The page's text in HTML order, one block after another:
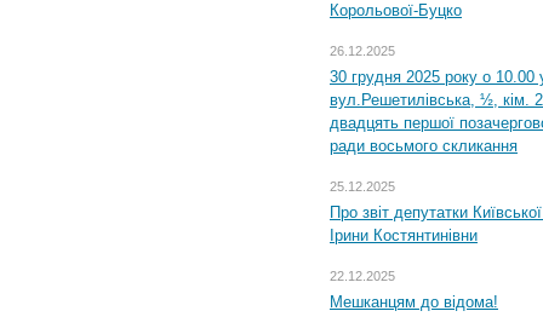
Корольової-Буцко
26.12.2025
30 грудня 2025 року о 10.00
вул.Решетилівська, ½, кім.
двадцять першої
ради восьмого скликання
25.12.2025
Про звіт депутатки
Ірини Костянтинівни
22.12.2025
Мешканцям до відома!